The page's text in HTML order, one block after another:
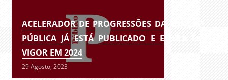
ACELERADOR DE PROGRESSÕES DA FUNÇÃO
PÚBLICA JÁ ESTÁ PUBLICADO E ENTRA EM
VIGOR EM 2024
29 Agosto, 2023